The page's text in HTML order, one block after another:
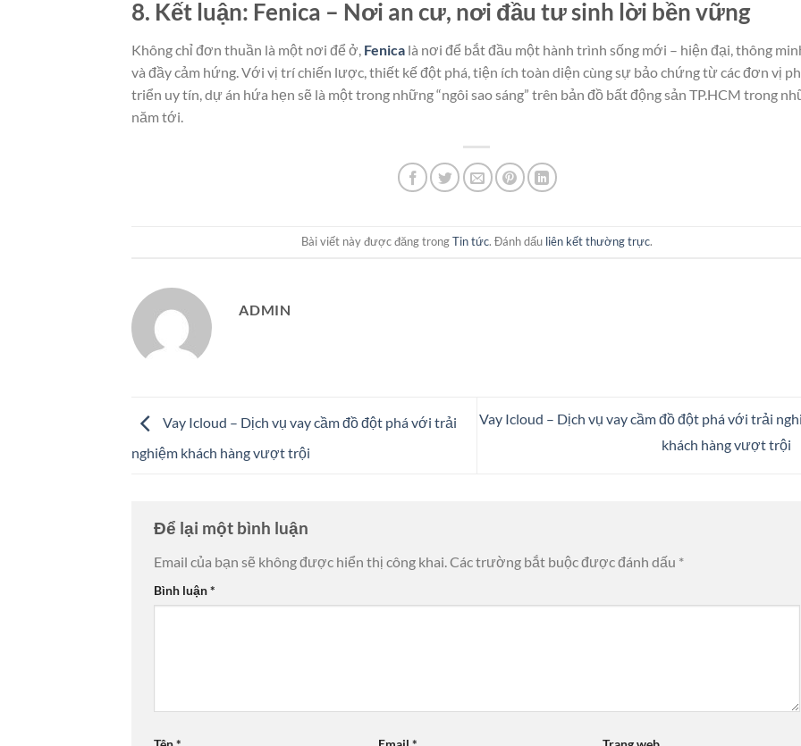
8. Kết luận: Fenica – Nơi an cư, nơi đầu tư sinh lời bền vững
Không chỉ đơn thuần là một nơi để ở, Fenica là nơi để bắt đầu một hành trình sống mới – hiện đại, thông
và đầy cảm hứng. Với vị trí chiến lược, thiết kế đột phá, tiện ích toàn diện cùng sự bảo chứng từ các đơn vị
triển uy tín, dự án hứa hẹn sẽ là một trong những “ngôi sao sáng” trên bản đồ bất động sản TP.HCM trong
năm tới.
Bài viết này được đăng trongTin tức. Đánh dấu liên kết thường trực.
ADMIN
Vay Icloud – Dịch vụ vay cầm đồ đột phá với trải
nghiệm khách hàng vượt trội
Vay Icloud – Dịch vụ vay cầm đồ đột phá với trải
khách hàng vượt trội
Để lại một bình luận
Email của bạn sẽ không được hiển thị công khai. Các trường bắt buộc được đánh dấu *
Bình luận*